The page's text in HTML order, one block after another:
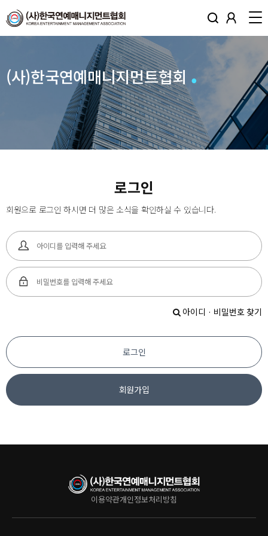
(사)한국연예매니지먼트협회
로그인
회원으로 로그인 하시면 더 많은 소식을 확인하실 수 있습니다.
아이디 · 비밀번호 찾기
로그인
회원가입
이용약관개인정보처리방침